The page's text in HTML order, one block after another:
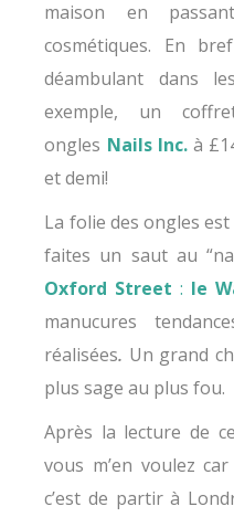
maison en
cosmétiques. En
déambulant dans
exemple, un
ongles Nails Inc. à
et demi!
La folie des ongles
faites un saut au
Oxford Street: le
manucures
réalisées. Un grand
plus sage au plus fou.
Après la lecture de
vous m’en voulez
c’est de partir à